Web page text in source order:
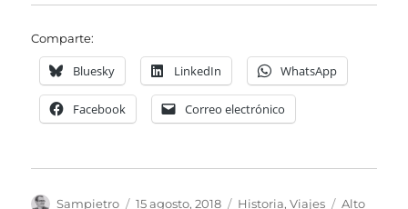
Comparte:
Bluesky LinkedIn WhatsApp
Facebook Correo electrónico
Autor
Sampietro
Publicado
15 agosto, 2018 Categorías
Historia,Viajes Etiquetas
Alto